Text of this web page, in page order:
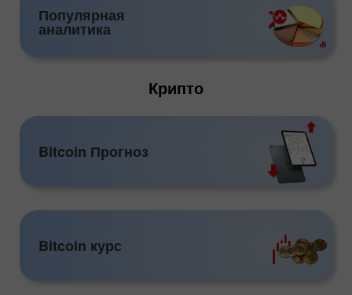
Популярная
аналитика
Крипто
Bitcoin Прогноз
Bitcoin курс